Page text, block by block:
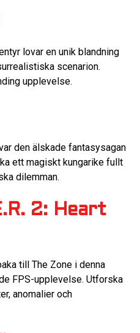
lovar en unik blandning
scenarion.
upplevelse.
den älskade fantasysagan
ett magiskt kungarike fullt
dilemman.
2: Heart
till The Zone i denna
FPS-upplevelse. Utforska
anomalier och